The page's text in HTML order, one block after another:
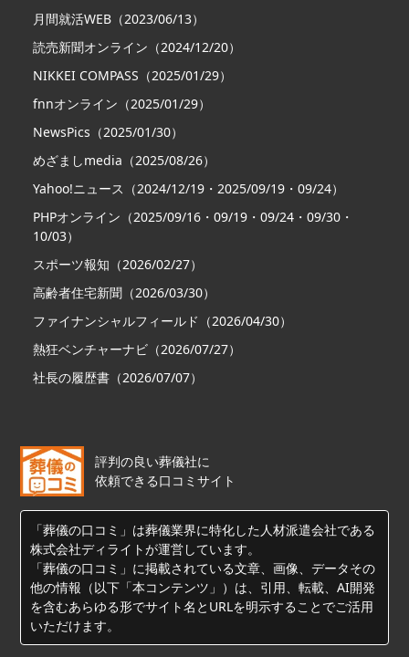
月間就活WEB（2023/06/13）
読売新聞オンライン（2024/12/20）
NIKKEI COMPASS（2025/01/29）
fnnオンライン（2025/01/29）
NewsPics（2025/01/30）
めざましmedia（2025/08/26）
Yahoo!ニュース（2024/12/19・2025/09/19・09/24）
PHPオンライン（2025/09/16・09/19・09/24・09/30・
10/03）
スポーツ報知（2026/02/27）
高齢者住宅新聞（2026/03/30）
ファイナンシャルフィールド（2026/04/30）
熱狂ベンチャーナビ（2026/07/27）
社長の履歴書（2026/07/07）
評判の良い葬儀社に
依頼できる口コミサイト
「葬儀の口コミ」は葬儀業界に特化した人材派遣会社である
株式会社ディライトが運営しています。
「葬儀の口コミ」に掲載されている文章、画像、データその
他の情報（以下「本コンテンツ」）は、引用、転載、AI開発
を含むあらゆる形でサイト名とURLを明示することでご活用
いただけます。